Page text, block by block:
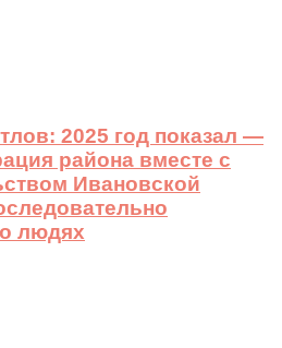
2025 год показал —
района вместе с
Ивановской
людях